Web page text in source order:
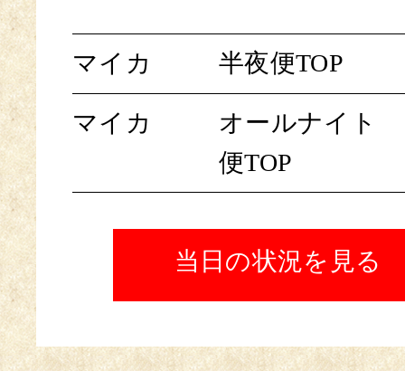
マイカ 半夜便TOP
マイカ
オールナイト
便TOP
当日の状況を見る